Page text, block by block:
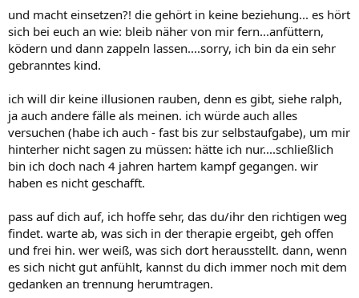
und macht einsetzen?! die gehört in keine beziehung... es hört
sich bei euch an wie: bleib näher von mir fern...anfüttern,
ködern und dann zappeln lassen....sorry, ich bin da ein sehr
gebranntes kind.
ich will dir keine illusionen rauben, denn es gibt, siehe ralph,
ja auch andere fälle als meinen. ich würde auch alles
versuchen (habe ich auch - fast bis zur selbstaufgabe), um mir
hinterher nicht sagen zu müssen: hätte ich nur....schließlich
bin ich doch nach 4 jahren hartem kampf gegangen. wir
haben es nicht geschafft.
pass auf dich auf, ich hoffe sehr, das du/ihr den richtigen weg
findet. warte ab, was sich in der therapie ergeibt, geh offen
und frei hin. wer weiß, was sich dort herausstellt. dann, wenn
es sich nicht gut anfühlt, kannst du dich immer noch mit dem
gedanken an trennung herumtragen.